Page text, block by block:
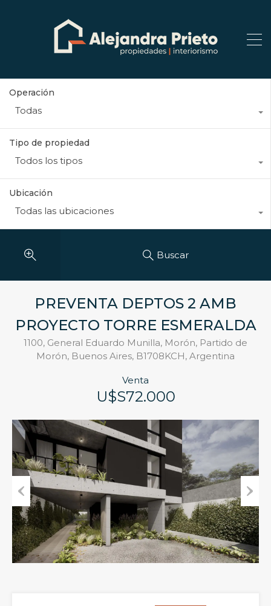
Operación
Todas
Tipo de propiedad
Todos los tipos
Ubicación
Todas las ubicaciones
Buscar
PREVENTA DEPTOS 2 AMB
PROYECTO TORRE ESMERALDA
1100, General Eduardo Munilla, Morón, Partido de
Morón, Buenos Aires, B1708KCH, Argentina
Venta
U$S72.000
Previous Next